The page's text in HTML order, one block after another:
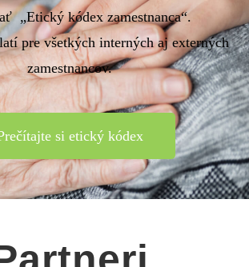
„Etický kódex zamestnanca“.
pre všetkých interných aj externých
zamestnancov.
si etický kódex